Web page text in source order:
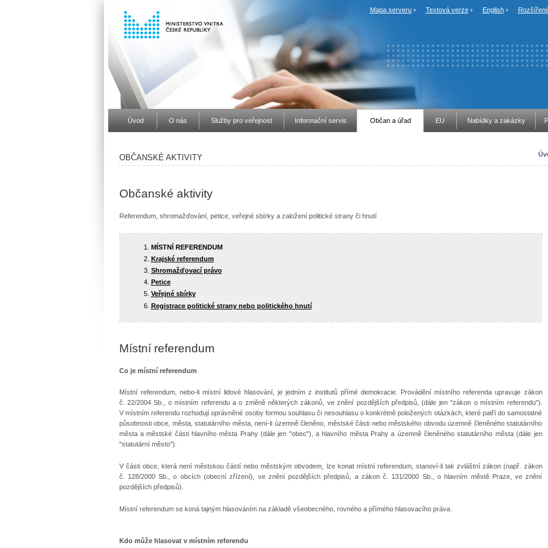
Mapa serveru Textová verze English
Úvod O nás Služby pro veřejnost Informační servis Občan a úřad EU Nabídky a zakázky
OBČANSKÉ AKTIVITY
Občanské aktivity
Referendum, shromažďování, petice, veřejné sbírky a založení politické strany či hnutí
MÍSTNÍ REFERENDUM
Krajské referendum
Shromažďovací právo
Petice
Veřejné sbírky
Registrace politické strany nebo politického hnutí
Místní referendum
Co je místní referendum
Místní referendum, nebo-li místní lidové hlasování, je jedním z institutů přímé demokracie. Provádění místního referenda upravuje zákon
č. 22/2004 Sb., o místním referendu a o změně některých zákonů, ve znění pozdějších předpisů, (dále jen "zákon o místním referendu").
V místním referendu rozhodují oprávněné osoby formou souhlasu či nesouhlasu o konkrétně položených otázkách, které patří do samostatné
působnosti obce, města, statutárního města, není-li územně členěno, městské části nebo městského obvodu územně členěného statutárního
města a městské části hlavního města Prahy (dále jen "obec"), a hlavního města Prahy a územně členěného statutárního města (dále jen
"statutární město").
V části obce, která není městskou částí nebo městským obvodem, lze konat místní referendum, stanoví-li tak zvláštní zákon (např. zákon
č. 128/2000 Sb., o obcích (obecní zřízení), ve znění pozdějších předpisů, a zákon č. 131/2000 Sb., o hlavním městě Praze, ve znění
pozdějších předpisů).
Místní referendum se koná tajným hlasováním na základě všeobecného, rovného a přímého hlasovacího práva.
Kdo může hlasovat v místním referendu